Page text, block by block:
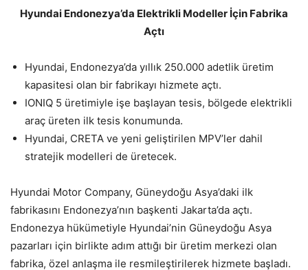
Hyundai Endonezya’da Elektrikli Modeller İçin Fabrika
Açtı
Hyundai, Endonezya’da yıllık 250.000 adetlik üretim
kapasitesi olan bir fabrikayı hizmete açtı.
IONIQ 5 üretimiyle işe başlayan tesis, bölgede elektrikli
araç üreten ilk tesis konumunda.
Hyundai, CRETA ve yeni geliştirilen MPV’ler dahil
stratejik modelleri de üretecek.
Hyundai Motor Company, Güneydoğu Asya’daki ilk
fabrikasını Endonezya’nın başkenti Jakarta’da açtı.
Endonezya hükümetiyle Hyundai’nin Güneydoğu Asya
pazarları için birlikte adım attığı bir üretim merkezi olan
fabrika, özel anlaşma ile resmileştirilerek hizmete başladı.